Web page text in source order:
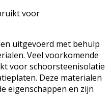
voor
uitgevoerd met behulp
Veel voorkomende
voor schoorsteenisolatie
Deze materialen
eigenschappen en zijn